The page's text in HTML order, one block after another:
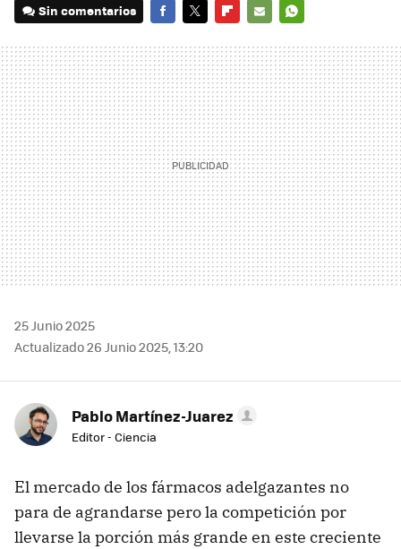
Sin comentarios
MAIL
25 Junio 2025
Actualizado 26 Junio 2025, 13:20
Pablo Martínez-Juarez
Editor - Ciencia
El mercado de los fármacos adelgazantes no
para de agrandarse pero la competición por
llevarse la porción más grande en este creciente